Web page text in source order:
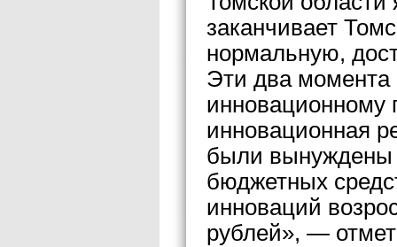
заканчивает
нормальную,
Эти два момента
инновационному
инновационная
были вынуждены
бюджетных
инноваций
рублей», —